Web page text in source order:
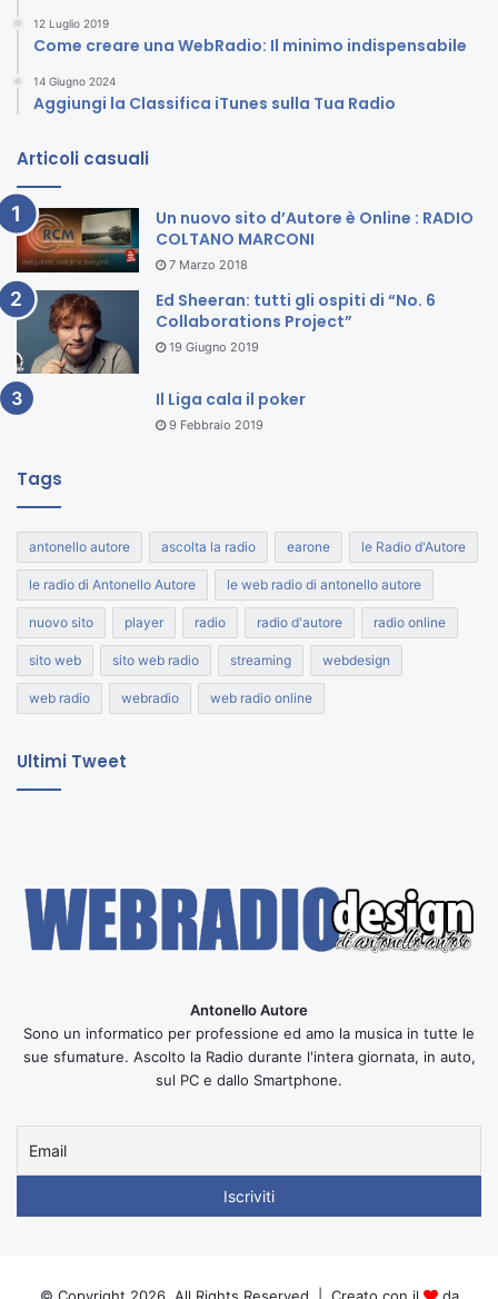
12 Luglio 2019
Come creare una WebRadio: Il minimo indispensabile
14 Giugno 2024
Aggiungi la Classifica iTunes sulla Tua Radio
Articoli casuali
Un nuovo sito d’Autore è Online : RADIO
COLTANO MARCONI
7 Marzo 2018
Ed Sheeran: tutti gli ospiti di “No. 6
Collaborations Project”
19 Giugno 2019
Il Liga cala il poker
9 Febbraio 2019
Tags
antonello autore ascolta la radio earone le Radio d'Autore
le radio di Antonello Autore le web radio di antonello autore
nuovo sito player radio radio d'autore radio online
sito web sito web radio streaming webdesign
web radio webradio web radio online
Ultimi Tweet
Antonello Autore
Sono un informatico per professione ed amo la musica in tutte le
sue sfumature. Ascolto la Radio durante l'intera giornata, in auto,
sul PC e dallo Smartphone.